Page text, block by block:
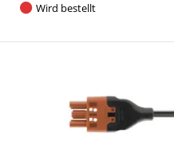
Wird bestellt